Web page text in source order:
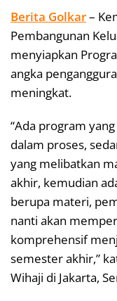
Berita Golkar–
Pembangunan
menyiapkan
angka
meningkat.
“Ada program
dalam proses,
yang melibatkan
akhir, kemudian
berupa materi,
nanti akan
komprehensif
semester akhir,”
Wihaji di Jakarta,